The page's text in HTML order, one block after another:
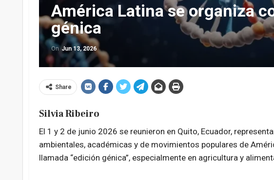
América Latina se organiza
génica
On Jun 13, 2026
Share
Silvia Ribeiro
El 1 y 2 de junio 2026 se reunieron en Quito, Ecuador,
ambientales, académicas y de movimientos populares de
llamada “edición génica”, especialmente en agricultura y